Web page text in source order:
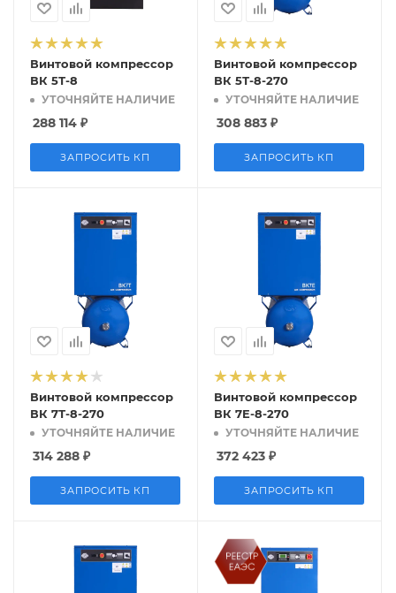
Винтовой компрессор
ВК 5Т-8
УТОЧНЯЙТЕ НАЛИЧИЕ
288 114 ₽
ЗАПРОСИТЬ КП
Винтовой компрессор
ВК 5Т-8-270
УТОЧНЯЙТЕ НАЛИЧИЕ
308 883 ₽
ЗАПРОСИТЬ КП
Винтовой компрессор
ВК 7Т-8-270
УТОЧНЯЙТЕ НАЛИЧИЕ
314 288 ₽
ЗАПРОСИТЬ КП
Винтовой компрессор
ВК 7E-8-270
УТОЧНЯЙТЕ НАЛИЧИЕ
372 423 ₽
ЗАПРОСИТЬ КП